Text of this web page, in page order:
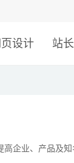
页设计 站
企业、产品及